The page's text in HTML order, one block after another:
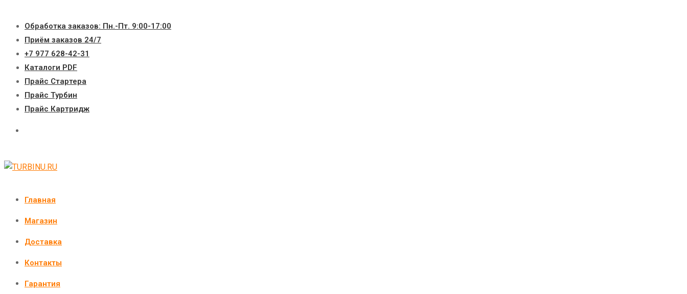
содержимому
Обработка заказов: Пн.-Пт. 9:00-17:00
Приём заказов 24/7
+7 977 628-42-31
Каталоги PDF
Прайс Стартера
Прайс Турбин
Прайс Картридж
Главная
Магазин
Доставка
Контакты
Гарантия